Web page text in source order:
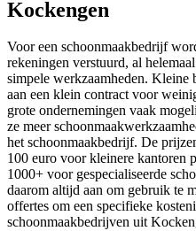
Kockengen
Voor een schoonmaakbedrijf
rekeningen verstuurd, al
simpele werkzaamheden. Kleine
aan een klein contract voor
grote ondernemingen vaak
ze meer
het schoonmaakbedrijf. De
100 euro voor kleinere kantoren
1000+ voor gespecialiseerde
daarom altijd aan om gebruik te
offertes om een specifieke
schoonmaakbedrijven uit